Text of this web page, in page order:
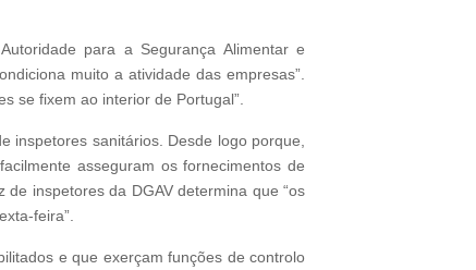
para a Segurança Alimentar e
muito a atividade das empresas”.
se fixem ao interior de Portugal”.
inspetores sanitários. Desde logo porque,
asseguram os fornecimentos de
inspetores da DGAV determina que “os
feira”.
e que exerçam funções de controlo